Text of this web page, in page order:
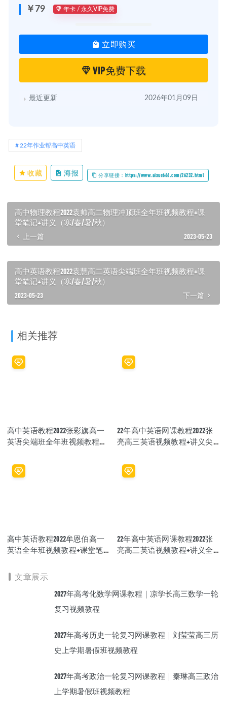
￥79 年卡 / 永久VIP免费
立即购买
VIP免费下载
最近更新 2026年01月09日
22年作业帮高中英语
收藏 海报 分享链接：https://www.aixue666.com/26232.html
高中物理教程2022袁帅高二物理冲顶班全年班视频教程+课
堂笔记+讲义（寒/春/暑/秋）
上一篇 2023-05-23
高中英语教程2022袁慧高二英语尖端班全年班视频教程+课
堂笔记+讲义（寒/春/暑/秋）
2023-05-23 下一篇
相关推荐
高中英语教程2022张彩旗高一
英语尖端班全年班视频教程
秋）
22年高中英语网课教程2022张
亮高三英语视频教程+讲义尖
高中英语教程2022牟恩伯高一
英语全年班视频教程+课堂笔
22年高中英语网课教程2022张
亮高三英语视频教程+讲义全
文章展示
2027年高考化数学网课教程｜凉学长高三数学一轮
复习视频教程
2027年高考历史一轮复习网课教程｜刘莹莹高三历
史上学期暑假班视频教程
2027年高考政治一轮复习网课教程｜秦琳高三政治
上学期暑假班视频教程